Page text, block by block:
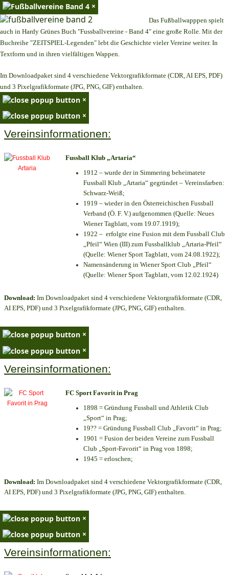
×
Das Fußballwapppen spielt
auch in Hardy Grünes Buch "Fussballvereine - Band 4" eine große Rolle. Mit der
Buchreihe "ZEITSPIEL-Legenden" lebt die Geschichte vieler Vereine weiter. In
Textform und in ihren vielfältigen Wappen.
Im Downloadpaket sind 4 verschiedene Vektorgrafikformate (CDR, AI EPS, PDF)
und 3 Pixelgrafikformate (JPG, PNG, GIF) enthalten.
×
×
Vereinsinformationen:
Fussball Klub „Artaria“
1912 – wurde der in Simmering beheimatete
Fussball Klub „Artaria“ gegründet – Vereinsfarben:
Schwarz-Weiß;
1919 – wieder in den Österreichischen Fussball
Verband (Ö. F. V.) aufgenommen (Quelle: Neues
Wiener Tagblatt, vom 19.07.1919);
1922 – erfolgte eine Fusion mit dem Fussball Club
„Pfeil“ Wien (III) zum Fussballklub „Artaria-Pfeil“
(Quelle: Wiener Sport Tagblatt, vom 24.08.1922);
Namensänderung in Wiener Sport Club „Pfeil“
(Quelle: Wiener Sport Tagblatt, vom 12.02.1924)
Download: Im Downloadpaket sind 4 verschiedene Vektorgrafikformate (CDR,
AI EPS, PDF) und 3 Pixelgrafikformate (JPG, PNG, GIF) enthalten.
×
×
Vereinsinformationen:
FC Sport Favorit in Prag
1898 = Gründung Fussball und Athletik Club
„Sport“ in Prag;
19?? = Gründung Fussball Club „Favorit“ in Prag;
1901 = Fusion der beiden Vereine zum Fussball
Club „Sport-Favorit“ in Prag von 1898;
1945 = erloschen;
Download: Im Downloadpaket sind 4 verschiedene Vektorgrafikformate (CDR,
AI EPS, PDF) und 3 Pixelgrafikformate (JPG, PNG, GIF) enthalten.
×
×
Vereinsinformationen: